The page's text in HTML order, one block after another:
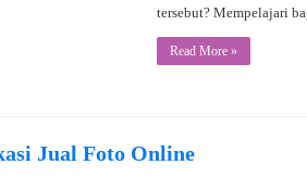
tersebut? Mempelajari
Read More »
Jual Foto Online